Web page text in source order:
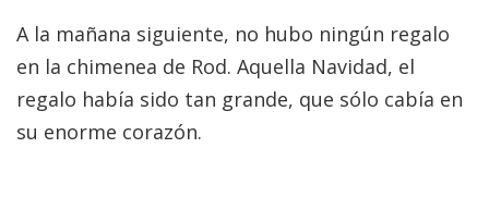
A la mañana siguiente, no hubo ningún regalo
en la chimenea de Rod. Aquella Navidad, el
regalo había sido tan grande, que sólo cabía en
su enorme corazón.